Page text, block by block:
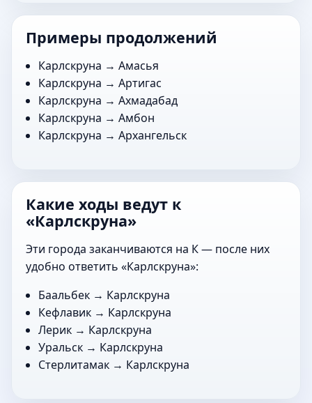
Примеры продолжений
Карлскруна →Амасья
Карлскруна →Артигас
Карлскруна →Ахмадабад
Карлскруна →Амбон
Карлскруна →Архангельск
Какие ходы ведут к
«Карлскруна»
Эти города заканчиваются на К — после них
удобно ответить «Карлскруна»:
Баальбек → Карлскруна
Кефлавик → Карлскруна
Лерик → Карлскруна
Уральск → Карлскруна
Стерлитамак → Карлскруна